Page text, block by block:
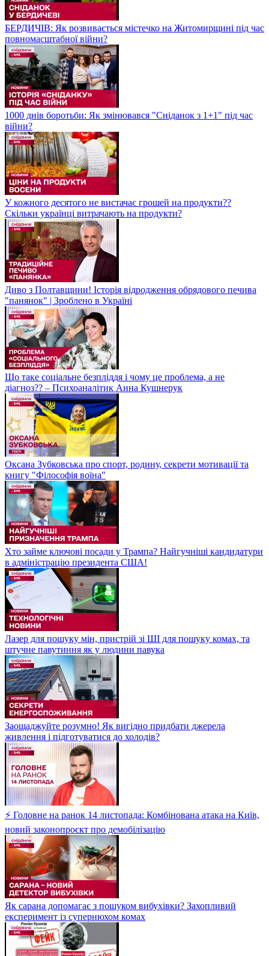
БЕРДИЧІВ: Як розвивається містечко на Житомирщині під час
повномасштабної війни?
1000 днів боротьби: Як змінювався "Сніданок з 1+1" під час
війни?
У кожного десятого не вистачає грошей на продукти??
Скільки українці витрачають на продукти?
Диво з Полтавщини! Історія відродження обрядового печива
"панянок" | Зроблено в Україні
Що таке соціальне безпліддя і чому це проблема, а не
діагноз?? – Психоаналітик Анна Кушнерук
Оксана Зубковська про спорт, родину, секрети мотивації та
книгу "Філософія воїна"
Хто займе ключові посади у Трампа? Найгучніші кандидатури
в адміністрацію президента США!
Лазер для пошуку мін, пристрій зі ШІ для пошуку комах, та
штучне павутиння як у людини павука
Заощаджуйте розумно! Як вигідно придбати джерела
живлення і підготуватися до холодів?
⚡ Головне на ранок 14 листопада: Комбінована атака на Київ,
новий законопроєкт про демобілізацію
Як сарана допомагає з пошуком вибухівки? Захопливий
експеримент із супернюхом комах